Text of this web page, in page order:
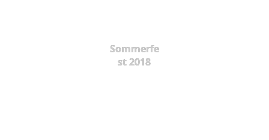
Sommerfe
st 2018